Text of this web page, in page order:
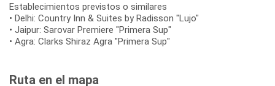
Establecimientos previstos o similares
• Delhi: Country Inn & Suites by Radisson "Lujo"
• Jaipur: Sarovar Premiere "Primera Sup"
• Agra: Clarks Shiraz Agra "Primera Sup"
Ruta en el mapa